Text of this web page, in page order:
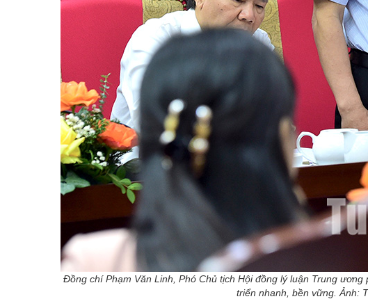
Đồng chí Phạm Văn Linh, Phó Chủ tịch Hội đồng lý luận Trung
triển nhanh, bền vững. Ảnh: